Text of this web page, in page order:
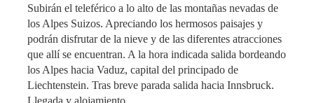
Subirán el teleférico a lo alto de las montañas nevadas de
los Alpes Suizos. Apreciando los hermosos paisajes y
podrán disfrutar de la nieve y de las diferentes atracciones
que allí se encuentran. A la hora indicada salida bordeando
los Alpes hacia Vaduz, capital del principado de
Liechtenstein. Tras breve parada salida hacia Innsbruck.
Llegada y alojamiento.